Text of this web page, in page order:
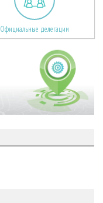
Официальные делегации